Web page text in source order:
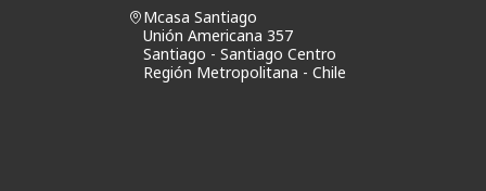
Mcasa Santiago
Unión Americana 357
Santiago - Santiago Centro
Región Metropolitana - Chile